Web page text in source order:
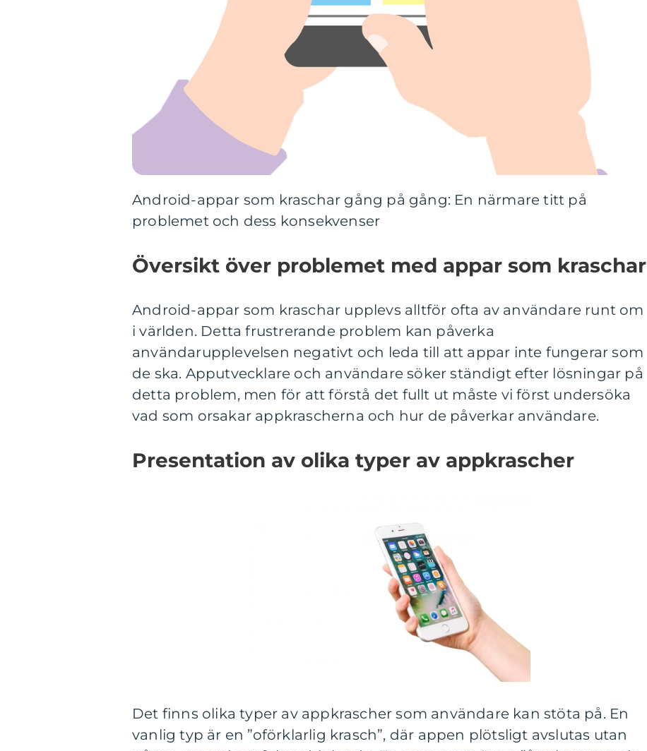
Android-appar som kraschar gång på gång: En närmare titt på
problemet och dess konsekvenser
Översikt över problemet med appar som kraschar
Android-appar som kraschar upplevs alltför ofta av användare runt om
i världen. Detta frustrerande problem kan påverka
användarupplevelsen negativt och leda till att appar inte fungerar som
de ska. Apputvecklare och användare söker ständigt efter lösningar på
detta problem, men för att förstå det fullt ut måste vi först undersöka
vad som orsakar appkrascherna och hur de påverkar användare.
Presentation av olika typer av appkrascher
Det finns olika typer av appkrascher som användare kan stöta på. En
vanlig typ är en ”oförklarlig krasch”, där appen plötsligt avslutas utan